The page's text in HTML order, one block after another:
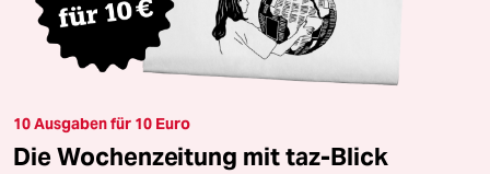
10 Ausgaben für 10 Euro
Die Wochenzeitung mit taz-Blick